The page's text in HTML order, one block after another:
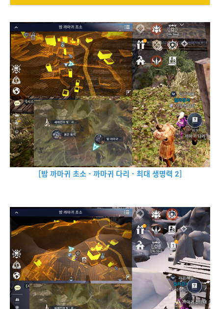
[밤 까마귀 초소 - 까마귀 다리 - 최대 생명력 2]